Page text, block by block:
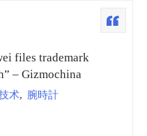
files trademark
– Gizmochina
术, 腕時計